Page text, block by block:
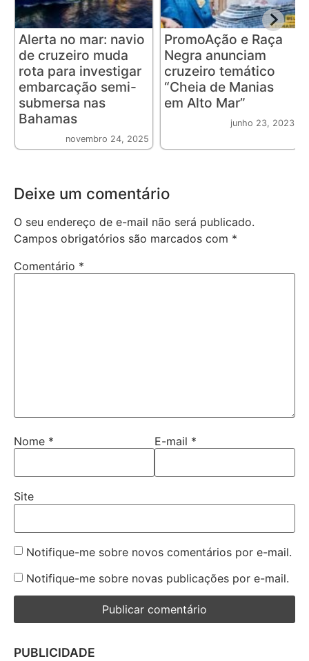
Alerta no mar: navio
de cruzeiro muda
rota para investigar
embarcação semi-
submersa nas
Bahamas
novembro 24, 2025
PromoAção e Raça
Negra anunciam
cruzeiro temático
“Cheia de Manias
em Alto Mar”
junho 23, 2023
Deixe um comentário
O seu endereço de e-mail não será publicado.
Campos obrigatórios são marcados com *
Comentário *
Nome * E-mail *
Site
Notifique-me sobre novos comentários por e-mail.
Notifique-me sobre novas publicações por e-mail.
PUBLICIDADE